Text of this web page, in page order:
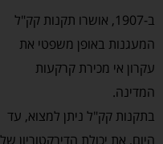
ב-1907, אושרו תקנות קק"ל
המעגנות באופן משפטי את
עקרון אי מכירת קרקעות
המדינה.
בתקנות קק"ל ניתן למצוא, עד
היום, את יכולת הדירקטוריון של